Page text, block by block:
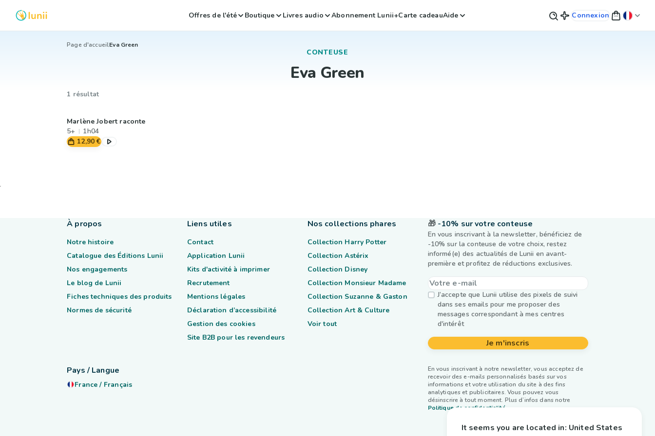
Offres de l'été Boutique Livres audio Abonnement Lunii+Carte cadeauAide Connexion
Page d'accueilEva Green
CONTEUSE
Eva Green
1 résultat
Marlène Jobert raconte
5+
1h04
12,90 €
🎁 -10% sur votre conteuse
En vous inscrivant à la newsletter, bénéficiez de
-10% sur la conteuse de votre choix, restez
informé(e) des actualités de Lunii en avant-
première et profitez de réductions exclusives.
J’accepte que Lunii utilise des pixels de suivi
dans ses emails pour me proposer des
messages correspondant à mes centres
d'intérêt
Je m'inscris
En vous inscrivant à notre newsletter, vous acceptez de
recevoir des e-mails personnalisés basés sur vos
informations et votre utilisation du site à des fins
analytiques et publicitaires. Vous pouvez vous
désinscrire à tout moment. Plus d’infos dans notre
Politique de confidentialité.
À propos
Notre histoire
Catalogue des Éditions Lunii
Nos engagements
Le blog de Lunii
Fiches techniques des produits
Normes de sécurité
Liens utiles
Contact
Application Lunii
Kits d'activité à imprimer
Recrutement
Mentions légales
Déclaration d’accessibilité
Gestion des cookies
Site B2B pour les revendeurs
Nos collections phares
Collection Harry Potter
Collection Astérix
Collection Disney
Collection Monsieur Madame
Collection Suzanne & Gaston
Collection Art & Culture
Voir tout
Pays / Langue
France / Français
It seems you are located in: United States